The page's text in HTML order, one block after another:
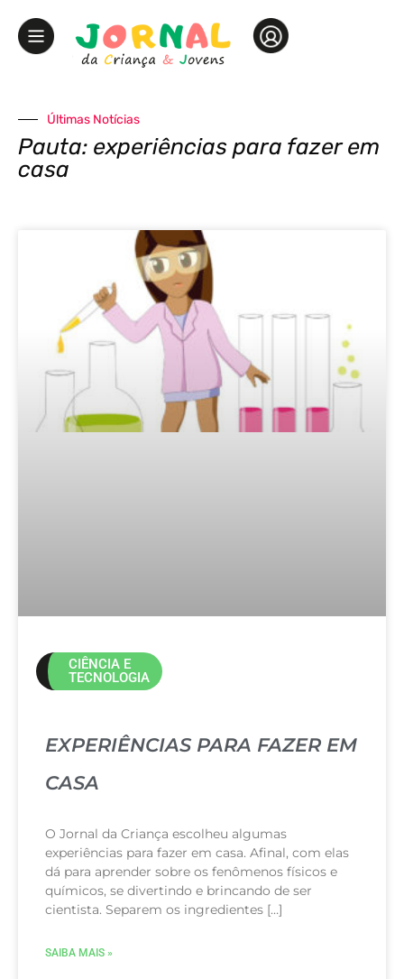
Últimas Notícias
Pauta: experiências para fazer em
casa
CIÊNCIA E
TECNOLOGIA
EXPERIÊNCIAS PARA FAZER EM
CASA
O Jornal da Criança escolheu algumas
experiências para fazer em casa. Afinal, com elas
dá para aprender sobre os fenômenos físicos e
químicos, se divertindo e brincando de ser
cientista. Separem os ingredientes […]
SAIBA MAIS »